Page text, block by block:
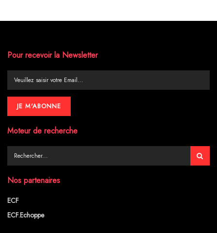
Pour recevoir la Newsletter
Moteur de recherche
Nos partenaires
ECF
ECF.Echoppe